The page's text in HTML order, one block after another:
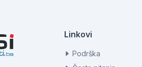
Linkovi
Podrška